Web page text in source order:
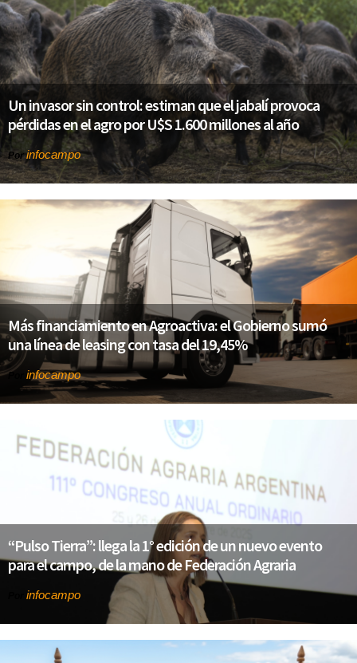
Un invasor sin control: estiman que el jabalí provoca
pérdidas en el agro por U$S 1.600 millones al año
Porinfocampo
Más financiamiento en Agroactiva: el Gobierno sumó
una línea de leasing con tasa del 19,45%
Por infocampo
“Pulso Tierra”: llega la 1° edición de un nuevo evento
para el campo, de la mano de Federación Agraria
infocampo